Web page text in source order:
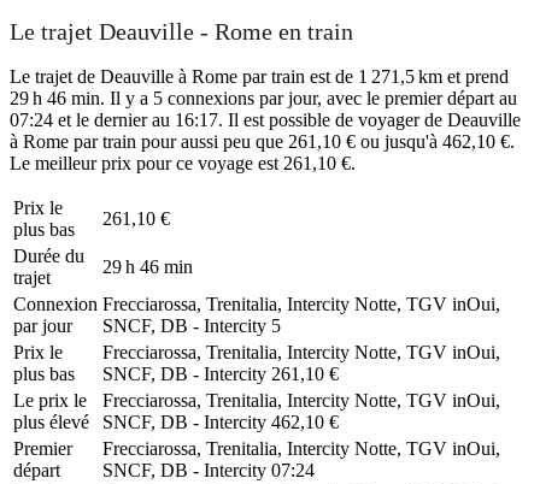
Le trajet Deauville - Rome en train
Le trajet de Deauville à Rome par train est de 1 271,5 km et prend
29 h 46 min. Il y a 5 connexions par jour, avec le premier départ au
07:24 et le dernier au 16:17. Il est possible de voyager de Deauville
à Rome par train pour aussi peu que 261,10 € ou jusqu'à 462,10 €.
Le meilleur prix pour ce voyage est 261,10 €.
Prix ​​le
plus bas
261,10 €
Durée du
trajet
29 h 46 min
Connexion
par jour
Frecciarossa, Trenitalia, Intercity Notte, TGV inOui,
SNCF, DB - Intercity 5
Prix ​​le
plus bas
Frecciarossa, Trenitalia, Intercity Notte, TGV inOui,
SNCF, DB - Intercity 261,10 €
Le prix le
plus élevé
Frecciarossa, Trenitalia, Intercity Notte, TGV inOui,
SNCF, DB - Intercity 462,10 €
Premier
départ
Frecciarossa, Trenitalia, Intercity Notte, TGV inOui,
SNCF, DB - Intercity 07:24